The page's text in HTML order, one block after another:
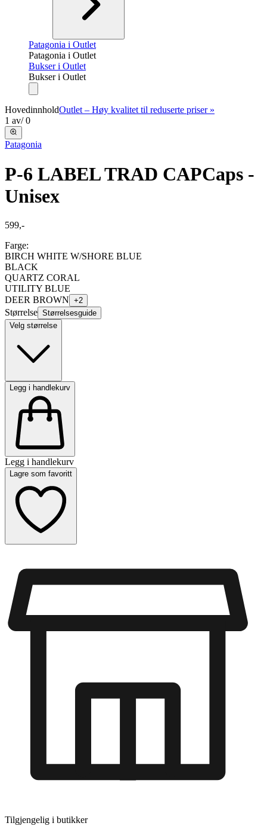
Patagonia i Outlet
Patagonia i Outlet
Bukser i Outlet
Bukser i Outlet
HovedinnholdOutlet – Høy kvalitet til reduserte priser »
1 av/ 0
Patagonia
P-6 LABEL TRAD CAPCaps -
Unisex
599,-
Farge:
BIRCH WHITE W/SHORE BLUE
BLACK
QUARTZ CORAL
UTILITY BLUE
DEER BROWN +2
Størrelse Størrelsesguide
Velg størrelse
Legg i handlekurv
Legg i handlekurv
Lagre som favoritt
Tilgjengelig i butikker